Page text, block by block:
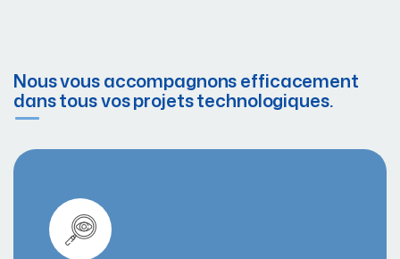
Nous vous accompagnons efficacement
dans tous vos projets technologiques.